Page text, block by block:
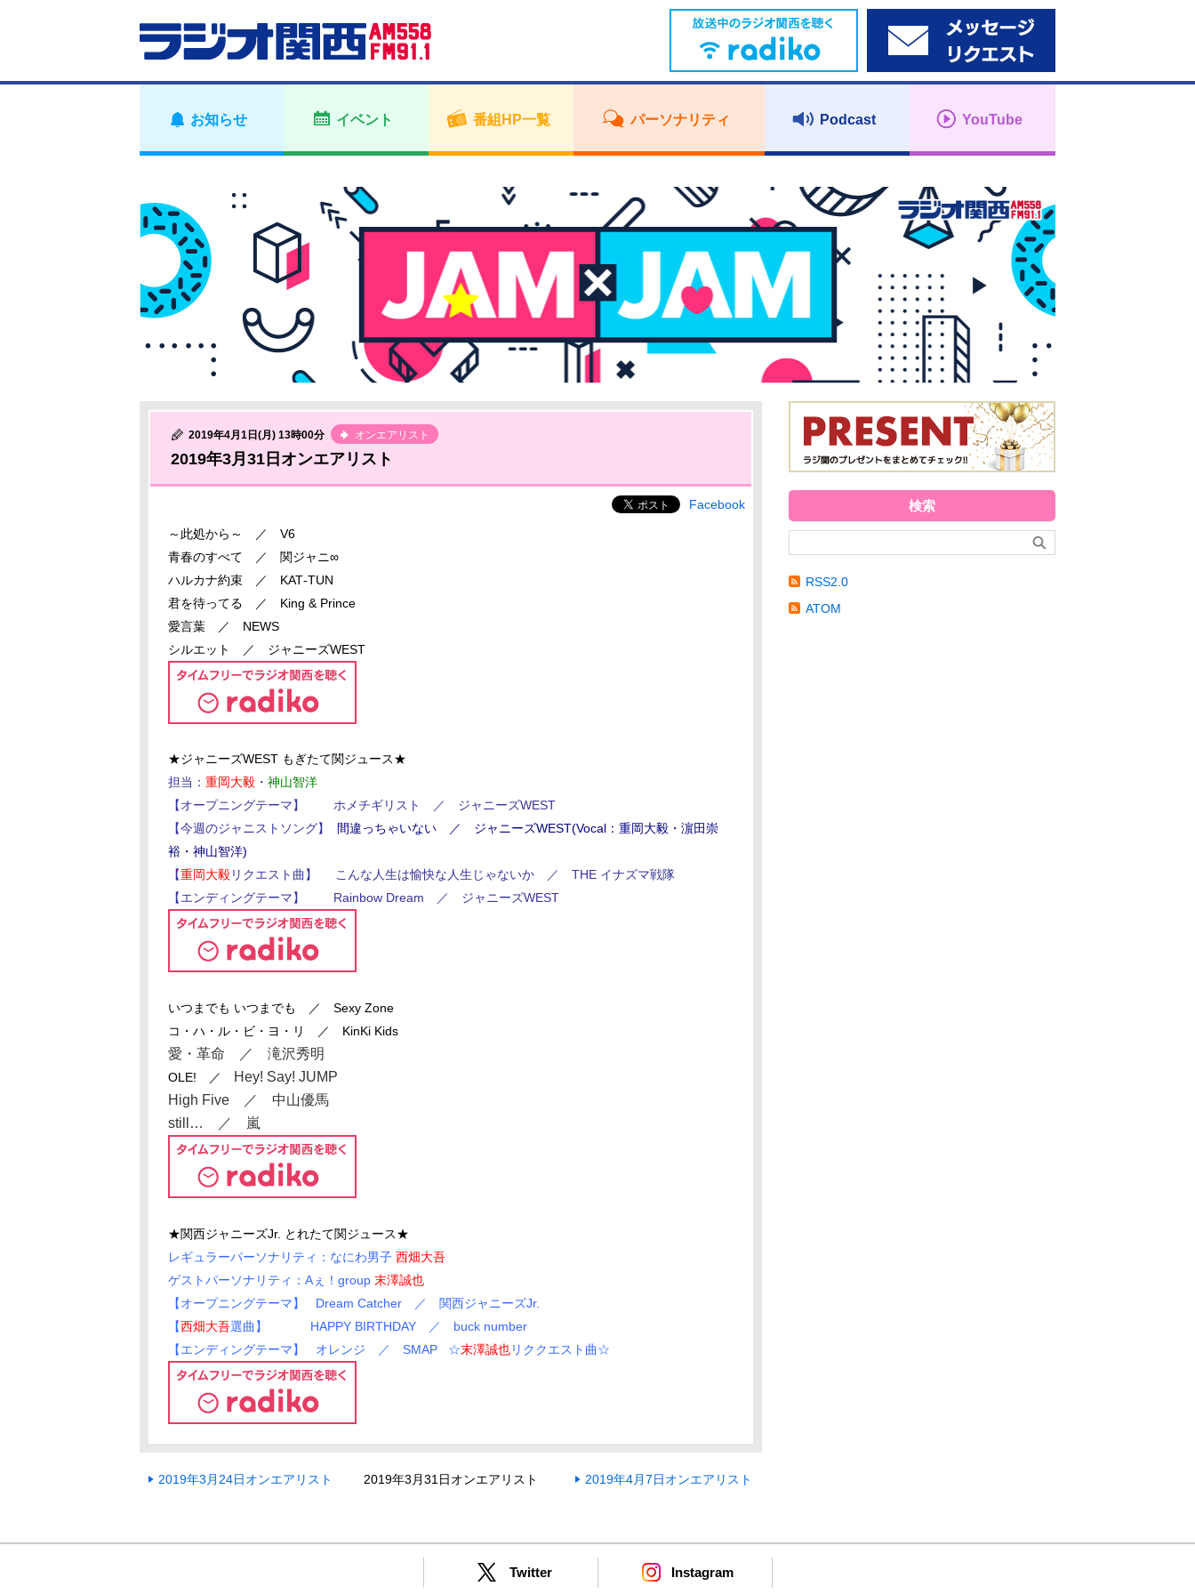
お知らせ イベント 番組HP一覧 パーソナリティ Podcast YouTube
2019年4月1日(月) 13時00分 オンエアリスト
2019年3月31日オンエアリスト
Facebook
～此処から～ ／ V6
青春のすべて ／ 関ジャニ∞
ハルカナ約束 ／ KAT‐TUN
君を待ってる ／ King & Prince
愛言葉 ／ NEWS
シルエット ／ ジャニーズWEST
★ジャニーズWEST もぎたて関ジュース★
担当： 重岡大毅 ・ 神山智洋
【オープニングテーマ】 ホメチギリスト ／ ジャニーズWEST
【今週のジャニストソング】 間違っちゃいない ／ ジャニーズWEST(Vocal：重岡大毅・濵田崇
裕・神山智洋)
【重岡大毅リクエスト曲】 こんな人生は愉快な人生じゃないか ／ THE イナズマ戦隊
【エンディングテーマ】 Rainbow Dream ／ ジャニーズWEST
いつまでも いつまでも ／ Sexy Zone
コ・ハ・ル・ビ・ヨ・リ
／ KinKi Kids
愛・革命 ／ 滝沢秀明
OLE! ／
Hey! Say! JUMP
High Five ／ 中山優馬
still… ／ 嵐
★関西ジャニーズJr. とれたて関ジュース★
レギュラーパーソナリティ：なにわ男子 西畑大吾
ゲストパーソナリティ： Aぇ！group 末澤誠也
【オープニングテーマ】 Dream Catcher ／ 関西ジャニーズJr.
【西畑大吾選曲】 HAPPY BIRTHDAY ／ buck number
【エンディングテーマ】 オレンジ ／ SMAP ☆末澤誠也リククエスト曲☆
2019年3月24日オンエアリスト 2019年3月31日オンエアリスト 2019年4月7日オンエアリスト
検索
RSS2.0
ATOM
Twitter Instagram